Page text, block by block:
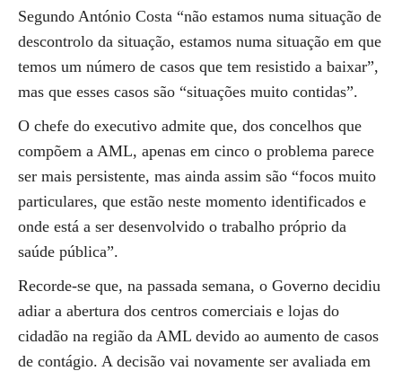
Segundo António Costa “não estamos numa situação de
descontrolo da situação, estamos numa situação em que
temos um número de casos que tem resistido a baixar”,
mas que esses casos são “situações muito contidas”.
O chefe do executivo admite que, dos concelhos que
compõem a AML, apenas em cinco o problema parece
ser mais persistente, mas ainda assim são “focos muito
particulares, que estão neste momento identificados e
onde está a ser desenvolvido o trabalho próprio da
saúde pública”.
Recorde-se que, na passada semana, o Governo decidiu
adiar a abertura dos centros comerciais e lojas do
cidadão na região da AML devido ao aumento de casos
de contágio. A decisão vai novamente ser avaliada em